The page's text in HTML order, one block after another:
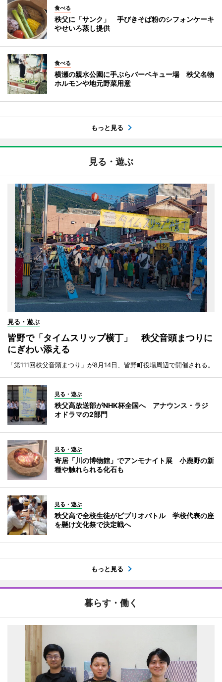
食べる
秩父に「サンク」 手びきそば粉のシフォンケーキ
やせいろ蒸し提供
食べる
横瀬の親水公園に手ぶらバーベキュー場 秩父名物
ホルモンや地元野菜用意
もっと見る
見る・遊ぶ
見る・遊ぶ
皆野で「タイムスリップ横丁」 秩父音頭まつりに
にぎわい添える
「第111回秩父音頭まつり」が8月14日、皆野町役場周辺で開催される。
見る・遊ぶ
秩父高放送部がNHK杯全国へ アナウンス・ラジ
オドラマの2部門
見る・遊ぶ
寄居「川の博物館」でアンモナイト展 小鹿野の新
種や触れられる化石も
見る・遊ぶ
秩父高で全校生徒がビブリオバトル 学校代表の座
を懸け文化祭で決定戦へ
もっと見る
暮らす・働く